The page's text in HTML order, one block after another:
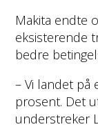
Makita endte
eksisterende
bedre
– Vi landet på
prosent. Det
understreker